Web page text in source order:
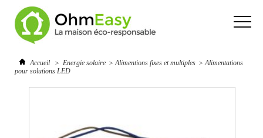
Accueil > Energie solaire > Alimentions fixes et multiples > Alimentations
pour solutions LED